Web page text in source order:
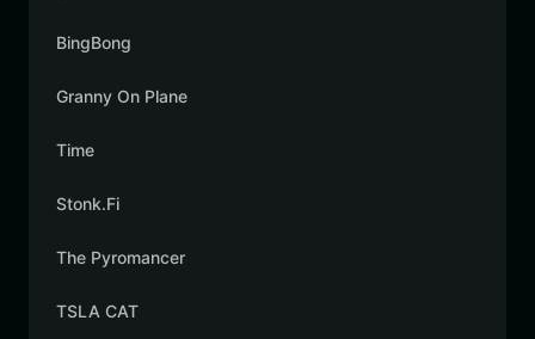
BingBong
Granny On Plane
Time
Stonk.Fi
The Pyromancer
TSLA CAT